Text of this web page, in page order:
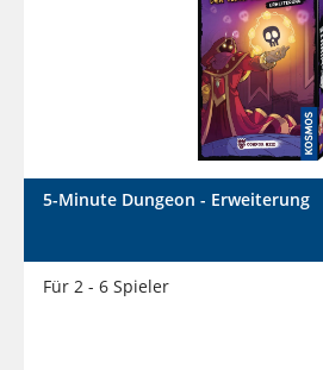
5-Minute Dungeon - Erweiterung
Für 2 - 6 Spieler